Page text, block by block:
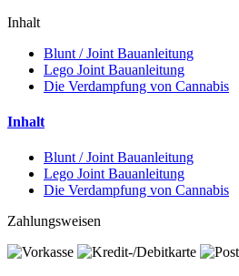
Inhalt
Blunt / Joint Bauanleitung
Lego Joint Bauanleitung
Die Verdampfung von Cannabis
Inhalt
Blunt / Joint Bauanleitung
Lego Joint Bauanleitung
Die Verdampfung von Cannabis
Zahlungsweisen